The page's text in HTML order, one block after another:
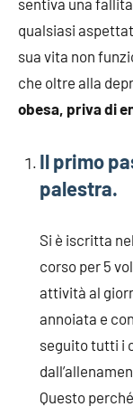
sentiva una
qualsiasi
sua vita non
che oltre alla
obesa, priva di
Il primo
palestra.
Si è iscritta
corso per 5
attività al
annoiata e
seguito tutti i
Questo